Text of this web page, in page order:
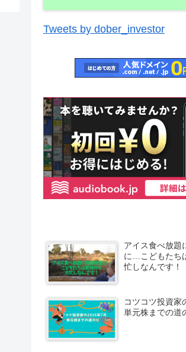
Tweets by dober_investor
アイス食べ放題
に…こどもたち
忙しなんです！
コツコツ投資家
単元株までの道